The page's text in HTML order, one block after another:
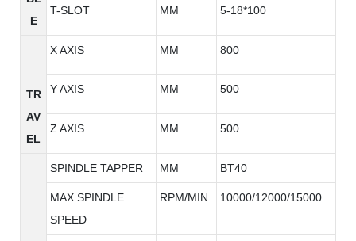
E
T-SLOT MM 5-18*100
TR
AV
EL
X AXIS MM 800
Y AXIS MM 500
Z AXIS MM 500
SPINDLE TAPPER MM BT40
MAX.SPINDLE
SPEED
RPM/MIN 10000/12000/15000